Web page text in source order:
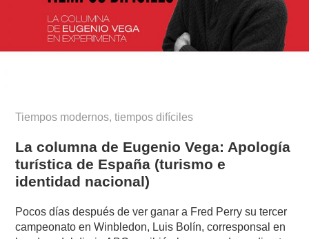
Tiempos modernos, tiempos difíciles
La columna de Eugenio Vega: Apología
turística de España (turismo e
identidad nacional)
Pocos días después de ver ganar a Fred Perry su tercer
campeonato en Winbledon, Luis Bolín, corresponsal en